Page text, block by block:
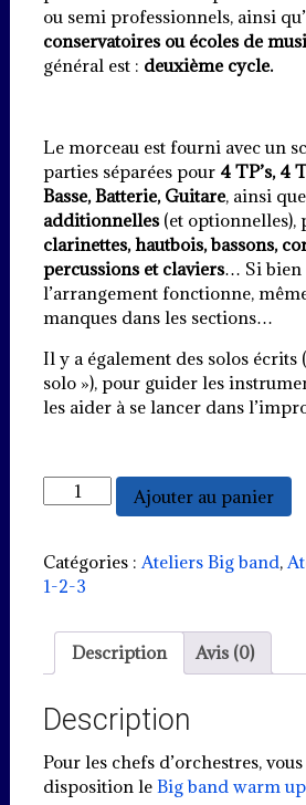
ou semi professionnels, ainsi
conservatoires ou écoles de
général est : deuxième cycle.
Le morceau est fourni avec un
parties séparées pour 4 TP’s, 4
Basse, Batterie, Guitare, ainsi
additionnelles(et optionnelles),
clarinettes, hautbois, bassons,
percussions et claviers… Si bien
l’arrangement fonctionne,
manques dans les sections…
Il y a également des solos écrits
solo »), pour guider les
les aider à se lancer dans
quantité
de
Rose
Ajouter au panier
Catégories : Ateliers Big band,
1-2-3
Description Avis (0)
Description
Pour les chefs d’orchestres,
disposition le Big band warm up